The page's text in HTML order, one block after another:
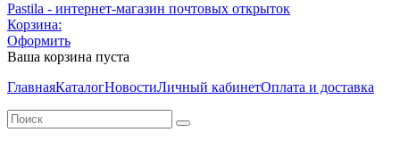
Pastila - интернет-магазин почтовых открыток
Корзина:
Оформить
Ваша корзина пуста
ГлавнаяКаталогНовостиЛичный кабинетОплата и доставка